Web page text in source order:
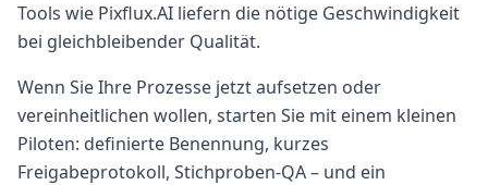
Tools wie Pixflux.AI liefern die nötige Geschwindigkeit
bei gleichbleibender Qualität.
Wenn Sie Ihre Prozesse jetzt aufsetzen oder
vereinheitlichen wollen, starten Sie mit einem kleinen
Piloten: definierte Benennung, kurzes
Freigabeprotokoll, Stichproben-QA – und ein